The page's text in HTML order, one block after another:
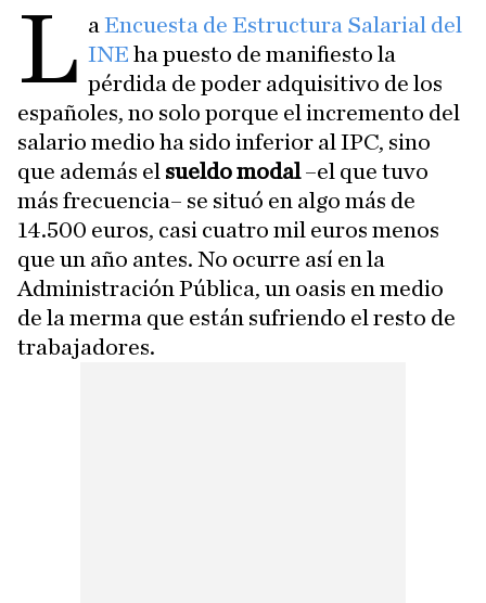
L aEncuesta de Estructura Salarial del
INE ha puesto de manifiesto la
pérdida de poder adquisitivo de los
españoles, no solo porque el incremento del
salario medio ha sido inferior al IPC, sino
que además el sueldo modal–el que tuvo
más frecuencia– se situó en algo más de
14.500 euros, casi cuatro mil euros menos
que un año antes. No ocurre así en la
Administración Pública, un oasis en medio
de la merma que están sufriendo el resto de
trabajadores.